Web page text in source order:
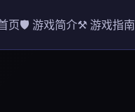
页🛡️ 游戏简介⚒️ 游戏指南